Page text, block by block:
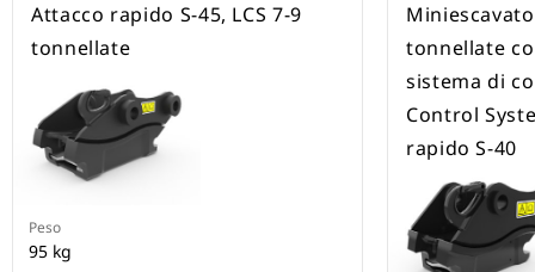
Attacco rapido S-45, LCS 7-9
tonnellate
Peso
95 kg
tonnellate
sistema di
Control
rapido S-40